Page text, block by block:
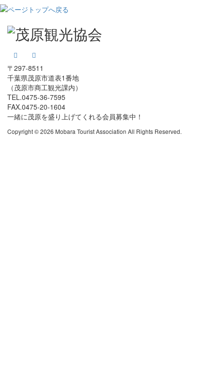
〒297-8511
千葉県茂原市道表1番地
（茂原市商工観光課内）
TEL.0475-36-7595
FAX.0475-20-1604
一緒に茂原を盛り上げてくれる会員募集中！
Copyright © 2026 Mobara Tourist Association All Rights Reserved.